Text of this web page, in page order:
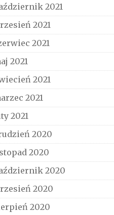
2021
2021
2021
2021
2021
2021
2021
2020
2020
2020
2020
2020